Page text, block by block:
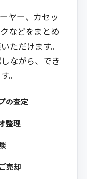
ヤー、カセッ
などをまとめ
ただけます。
ながら、でき
。
の査定
整理
売却